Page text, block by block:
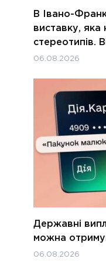
В Івано-
виставку, яка
стереотипів.
06.08.2026
Державні
можна
06.08.2026